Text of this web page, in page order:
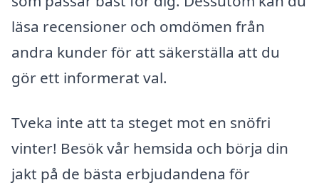
läsa recensioner och omdömen från
andra kunder för att säkerställa att du
gör ett informerat val.
Tveka inte att ta steget mot en snöfri
vinter! Besök vår hemsida och börja din
jakt på de bästa erbjudandena för